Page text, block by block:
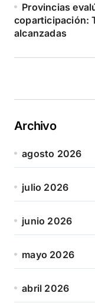
Provincias
coparticipación:
alcanzadas
Archivo
agosto 2026
julio 2026
junio 2026
mayo 2026
abril 2026